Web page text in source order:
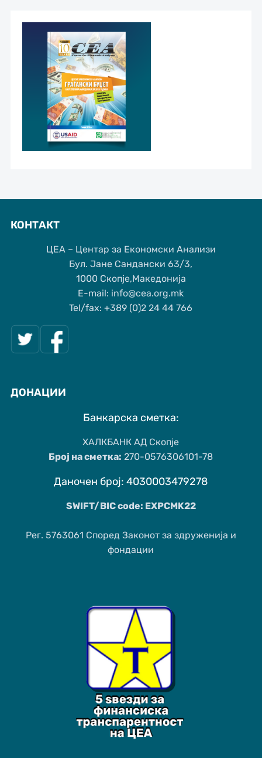
КОНТАКТ
ЦЕА – Центар за Економски Анализи
Бул. Јане Сандански 63/3,
1000 Скопје,Македонија
Е-mail: info@cea.org.mk
Tel/fax: +389 (0)2 24 44 766
ДОНАЦИИ
Банкарска сметка:
ХАЛКБАНК АД Скопје
Број на сметка: 270-0576306101-78
Даночен број: 4030003479278
SWIFT/BIC code: EXPCMK22
Рег. 5763061 Според Законот за здруженија и
фондации